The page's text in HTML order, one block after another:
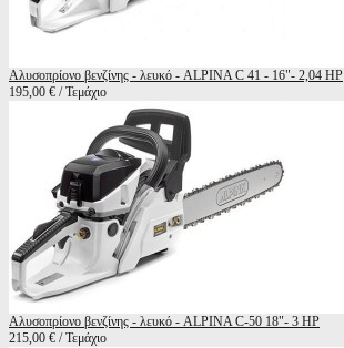
Αλυσοπρίονο βενζίνης - λευκό - ALPINA C 41 - 16"- 2,04 HP
195,00 € / Τεμάχιο
Αλυσοπρίονο βενζίνης - λευκό - ALPINA C-50 18"- 3 HP
215,00 € / Τεμάχιο